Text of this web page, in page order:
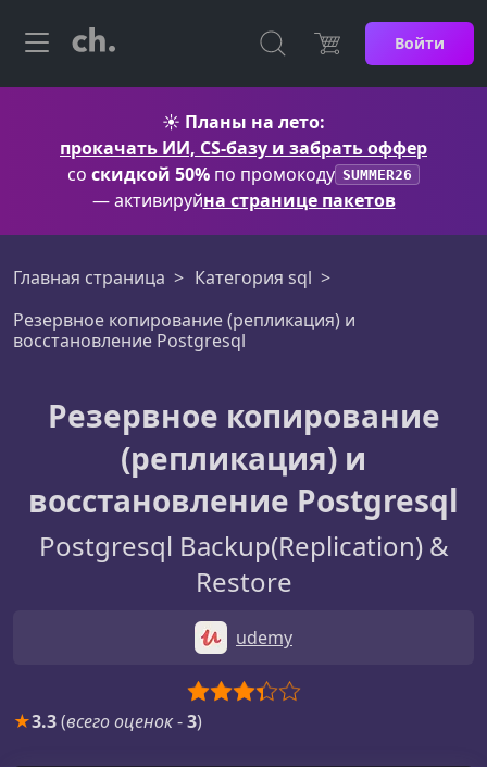
Войти
☀️ Планы на лето:
прокачать ИИ, CS-базу и забрать оффер
со скидкой 50% по промокоду SUMMER26
— активируйна странице пакетов
Главная страница
Категория sql
Резервное копирование (репликация) и
восстановление Postgresql
Резервное копирование
(репликация) и
восстановление Postgresql
Postgresql Backup(Replication) &
Restore
udemy
★3.3(всего оценок-3)